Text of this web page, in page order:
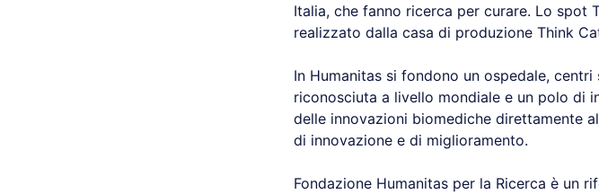
Italia, che fanno ricerca per curare. Lo spot
realizzato dalla casa di produzione Think
In Humanitas si fondono un ospedale,
riconosciuta a livello mondiale e un polo di
delle innovazioni biomediche direttamente
di innovazione e di miglioramento.
Fondazione Humanitas per la Ricerca è un